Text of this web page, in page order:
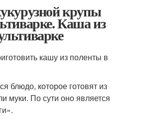
крупы
Каша из
кашу из поленты в
блюдо, которое готовят из
муки. По сути оно является